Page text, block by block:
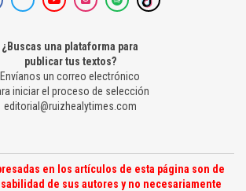
¿Buscas una plataforma para
publicar tus textos?
Envíanos un correo electrónico
iniciar el proceso de selección
editorial@ruizhealytimes.com
en los artículos de esta página son de
de sus autores y no necesariamente